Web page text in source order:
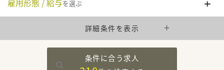
雇用形態 / 給与を選ぶ
詳細条件を表示
条件に合う求人